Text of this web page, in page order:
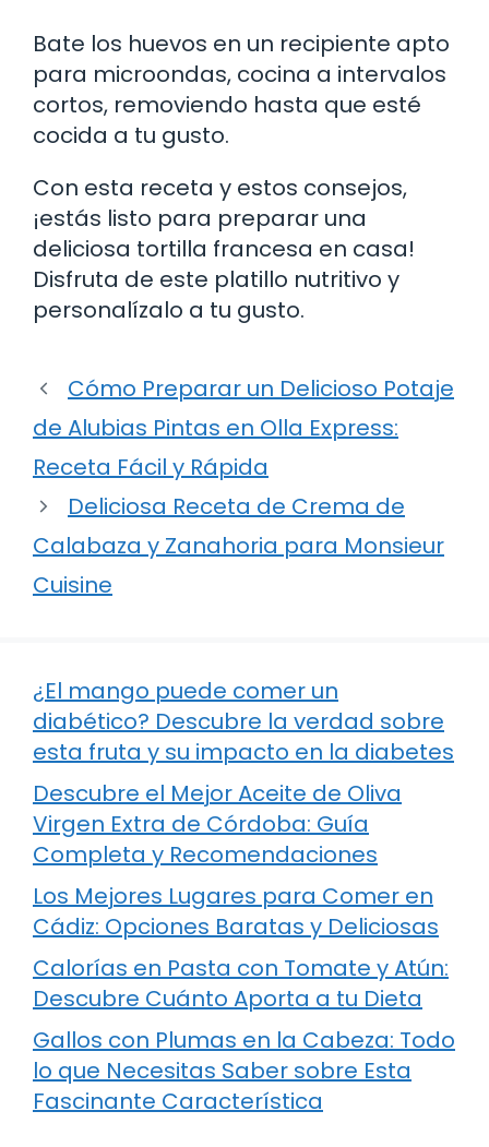
Bate los huevos en un recipiente apto
para microondas, cocina a intervalos
cortos, removiendo hasta que esté
cocida a tu gusto.
Con esta receta y estos consejos,
¡estás listo para preparar una
deliciosa tortilla francesa en casa!
Disfruta de este platillo nutritivo y
personalízalo a tu gusto.
Cómo Preparar un Delicioso Potaje
de Alubias Pintas en Olla Express:
Receta Fácil y Rápida
Deliciosa Receta de Crema de
Calabaza y Zanahoria para Monsieur
Cuisine
¿El mango puede comer un
diabético? Descubre la verdad sobre
esta fruta y su impacto en la diabetes
Descubre el Mejor Aceite de Oliva
Virgen Extra de Córdoba: Guía
Completa y Recomendaciones
Los Mejores Lugares para Comer en
Cádiz: Opciones Baratas y Deliciosas
Calorías en Pasta con Tomate y Atún:
Descubre Cuánto Aporta a tu Dieta
Gallos con Plumas en la Cabeza: Todo
lo que Necesitas Saber sobre Esta
Fascinante Característica